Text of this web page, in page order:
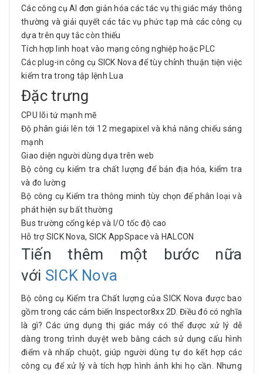
Các công cụ AI đơn giản hóa các tác vụ thị giác máy thông
thường và giải quyết các tác vụ phức tạp mà các công cụ
dựa trên quy tắc còn thiếu
Tích hợp linh hoạt vào mạng công nghiệp hoặc PLC
Các plug-in công cụ SICK Nova để tùy chỉnh thuận tiện việc
kiểm tra trong tập lệnh Lua
Đặc trưng
CPU lõi tứ mạnh mẽ
Độ phân giải lên tới 12 megapixel và khả năng chiếu sáng
mạnh
Giao diện người dùng dựa trên web
Bộ công cụ kiểm tra chất lượng để bản địa hóa, kiểm tra
và đo lường
Bộ công cụ Kiểm tra thông minh tùy chọn để phân loại và
phát hiện sự bất thường
Bus trường cổng kép và I/O tốc độ cao
Hỗ trợ SICK Nova, SICK AppSpace và HALCON
Tiến thêm một bước nữa
với SICK Nova
Bộ công cụ Kiểm tra Chất lượng của SICK Nova được bao
gồm trong các cảm biến Inspector8xx 2D. Điều đó có nghĩa
là gì? Các ứng dụng thị giác máy có thể được xử lý dễ
dàng trong trình duyệt web bằng cách sử dụng cấu hình
điểm và nhấp chuột, giúp người dùng tự do kết hợp các
công cụ để xử lý và tích hợp hình ảnh khi họ cần. Nhưng